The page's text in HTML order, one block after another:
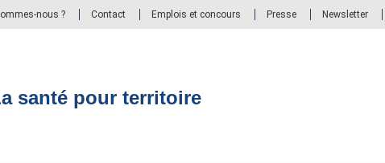
nous ? Contact Emplois et concours Presse Newsletter
santé pour territoire